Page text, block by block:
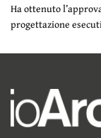
Ha ottenuto
progettazione